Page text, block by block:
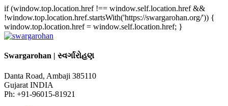
if (window.top.location.href !== window.self.location.href &&
!window.top.location.href.startsWith('https://swargarohan.org/')) {
window.top.location.href = window.self.location.href; }
Swargarohan | સ્વર્ગારોહણ
Danta Road, Ambaji 385110
Gujarat INDIA
Ph: +91-96015-81921